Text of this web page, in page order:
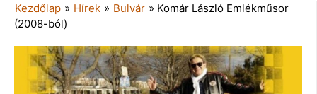
Kezdőlap » Hírek » Bulvár » Komár László Emlékműsor
(2008-ból)